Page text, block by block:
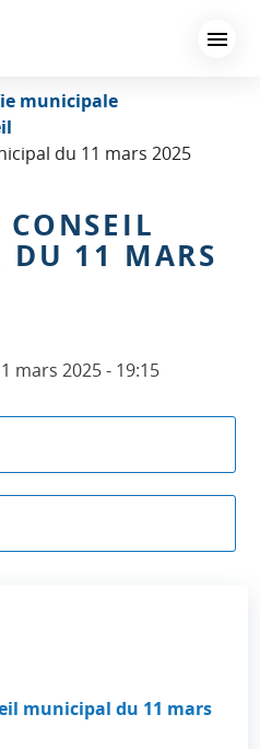
principal
municipale
du 11 mars 2025
CONSEIL
11 MARS
mars 2025 - 19:15
municipal du 11 mars